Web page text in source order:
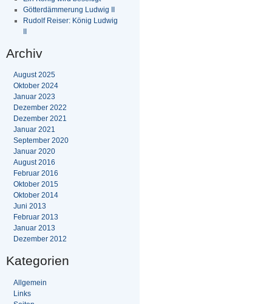
Götterdämmerung Ludwig II
Rudolf Reiser: König Ludwig
II
Archiv
August 2025
Oktober 2024
Januar 2023
Dezember 2022
Dezember 2021
Januar 2021
September 2020
Januar 2020
August 2016
Februar 2016
Oktober 2015
Oktober 2014
Juni 2013
Februar 2013
Januar 2013
Dezember 2012
Kategorien
Allgemein
Links